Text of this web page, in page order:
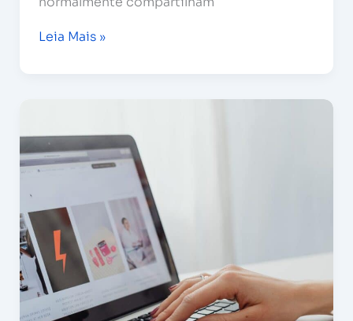
Leia Mais »
de
ignorar
a
peça
que
falta
no
e-
commerce